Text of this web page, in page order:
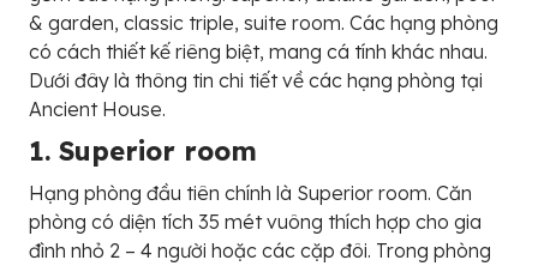
& garden, classic triple, suite room. Các hạng phòng
có cách thiết kế riêng biệt, mang cá tính khác nhau.
Dưới đây là thông tin chi tiết về các hạng phòng tại
Ancient House.
1. Superior room
Hạng phòng đầu tiên chính là Superior room. Căn
phòng có diện tích 35 mét vuông thích hợp cho gia
đình nhỏ 2 – 4 người hoặc các cặp đôi. Trong phòng